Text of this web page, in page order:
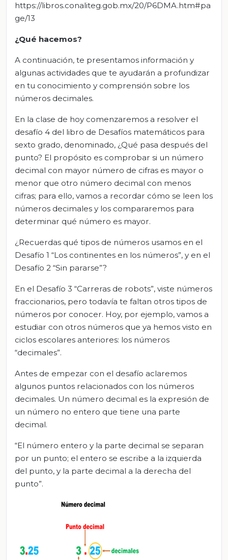
https://libros.conaliteg.gob.mx/20/P6DMA.htm#pa
ge/13
¿Qué hacemos?
A continuación, te presentamos información y
algunas actividades que te ayudarán a profundizar
en tu conocimiento y comprensión sobre los
números decimales.
En la clase de hoy comenzaremos a resolver el
desafío 4 del libro de Desafíos matemáticos para
sexto grado, denominado, ¿Qué pasa después del
punto? El propósito es comprobar si un número
decimal con mayor número de cifras es mayor o
menor que otro número decimal con menos
cifras; para ello, vamos a recordar cómo se leen los
números decimales y los compararemos para
determinar qué número es mayor.
¿Recuerdas qué tipos de números usamos en el
Desafío 1 “Los continentes en los números”, y en el
Desafío 2 “Sin pararse”?
En el Desafío 3 “Carreras de robots”, viste números
fraccionarios, pero todavía te faltan otros tipos de
números por conocer. Hoy, por ejemplo, vamos a
estudiar con otros números que ya hemos visto en
ciclos escolares anteriores: los números
“decimales”.
Antes de empezar con el desafío aclaremos
algunos puntos relacionados con los números
decimales. Un número decimal es la expresión de
un número no entero que tiene una parte
decimal.
“El número entero y la parte decimal se separan
por un punto; el entero se escribe a la izquierda
del punto, y la parte decimal a la derecha del
punto”.